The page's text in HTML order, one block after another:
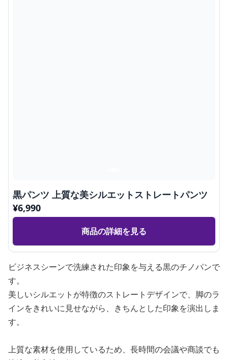
黒パンツ 上質な美シルエットストレートパンツ
¥6,990
商品の詳細を見る
ビジネスシーンで洗練された印象を与える黒のチノパンで
す。
美しいシルエットが特徴のストレートデザインで、脚のラ
インをきれいに見せながら、きちんとした印象を演出しま
す。
上質な素材を使用しているため、長時間の会議や商談でも